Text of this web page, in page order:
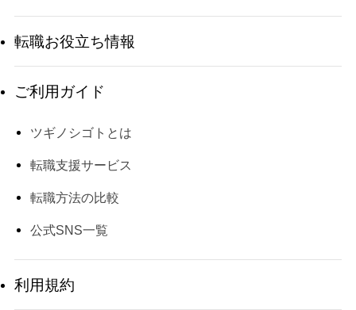
転職お役立ち情報
ご利用ガイド
ツギノシゴトとは
転職支援サービス
転職方法の比較
公式SNS一覧
利用規約